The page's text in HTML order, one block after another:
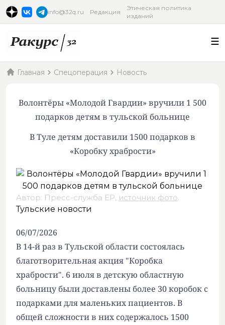
info@32q.ru Редакция
Этическая политика
изданий
Главная Спецоперация Новость
Волонтёры «Молодой Гвардии» вручили 1 500
подарков детям в тульской больнице
В Туле детям доставили 1500 подарков в
«Коробку храбрости»
Автор: Пресс-служба ЕР, источник фото.
Тульские новости
06/07/2026
В 14-й раз в Тульской области состоялась
благотворительная акция "Коробка
храбрости". 6 июля в детскую областную
больницу были доставлены более 30 коробок с
подарками для маленьких пациентов. В
общей сложности в них содержалось 1500